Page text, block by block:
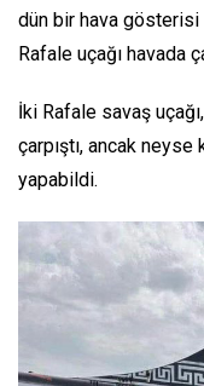
dün bir hava gösterisi
Rafale uçağı havada
İki Rafale savaş
çarpıştı, ancak
yapabildi.